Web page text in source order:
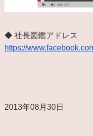
◆ 社長図鑑アドレス
https://
2013年08月30日